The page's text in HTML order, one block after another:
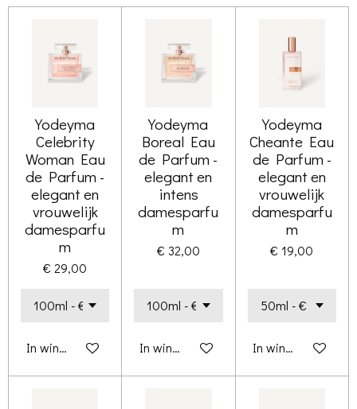
Yodeyma
Celebrity
Woman Eau
de Parfum -
elegant en
vrouwelijk
damesparfu
m
€ 29,00
In winkelwagen
Yodeyma
Boreal Eau
de Parfum -
elegant en
intens
damesparfu
m
€ 32,00
In winkelwagen
Yodeyma
Cheante Eau
de Parfum -
elegant en
vrouwelijk
damesparfu
m
€ 19,00
In winkelwagen